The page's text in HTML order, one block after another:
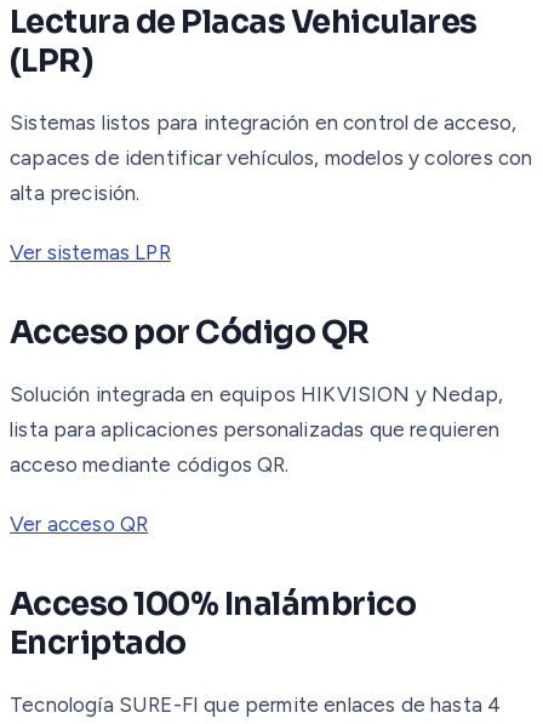
Lectura de Placas Vehiculares
(LPR)
Sistemas listos para integración en control de acceso,
capaces de identificar vehículos, modelos y colores con
alta precisión.
Ver sistemas LPR
Acceso por Código QR
Solución integrada en equipos HIKVISION y Nedap,
lista para aplicaciones personalizadas que requieren
acceso mediante códigos QR.
Ver acceso QR
Acceso 100% Inalámbrico
Encriptado
Tecnología SURE-FI que permite enlaces de hasta 4